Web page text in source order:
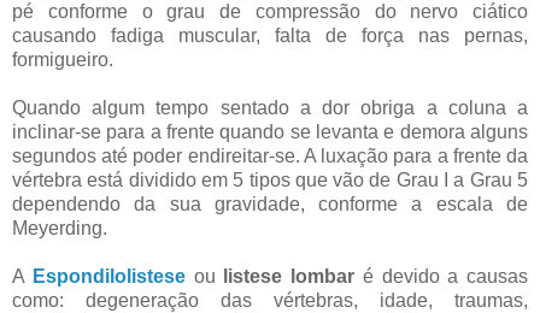
pé conforme o grau de compressão do nervo ciático
causando fadiga muscular, falta de força nas pernas,
formigueiro.
Quando algum tempo sentado a dor obriga a coluna a
inclinar-se para a frente quando se levanta e demora alguns
segundos até poder endireitar-se. A luxação para a frente da
vértebra está dividido em 5 tipos que vão de Grau I a Grau 5
dependendo da sua gravidade, conforme a escala de
Meyerding.
A Espondilolisteseou listese lombar é devido a causas
como: degeneração das vértebras, idade, traumas,